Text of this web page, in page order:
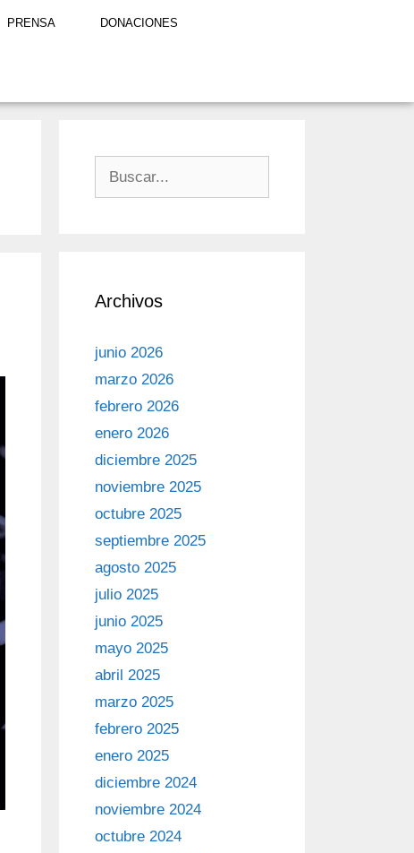
PRENSA DONACIONES
Archivos
junio 2026
marzo 2026
febrero 2026
enero 2026
diciembre 2025
noviembre 2025
octubre 2025
septiembre 2025
agosto 2025
julio 2025
junio 2025
mayo 2025
abril 2025
marzo 2025
febrero 2025
enero 2025
diciembre 2024
noviembre 2024
octubre 2024